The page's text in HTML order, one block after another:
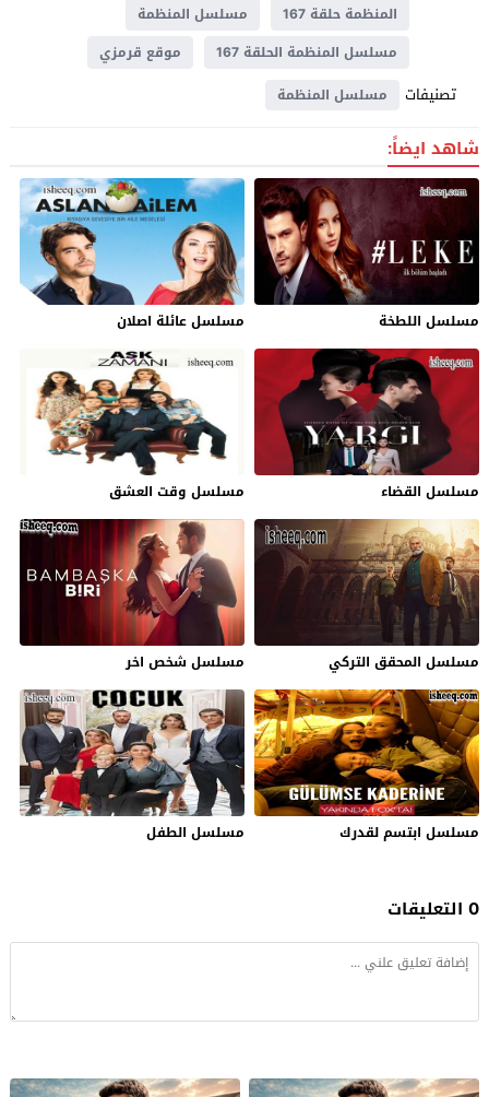
المنظمة حلقة 167
مسلسل المنظمة
مسلسل المنظمة الحلقة 167
موقع قرمزي
تصنيفات مسلسل المنظمة
شاهد ايضاً:
مسلسل اللطخة مسلسل عائلة اصلان
مسلسل القضاء مسلسل وقت العشق
مسلسل المحقق التركي مسلسل شخص اخر
مسلسل ابتسم لقدرك مسلسل الطفل
0 التعليقات